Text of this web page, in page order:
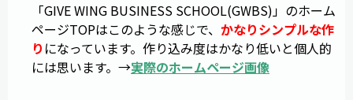
「GIVE WING BUSINESS SCHOOL(GWBS)」のホーム
ページTOPはこのような感じで、 かなりシンプルな作
り になっています。作り込み度はかなり低いと個人的
には思います。→実際のホームページ画像